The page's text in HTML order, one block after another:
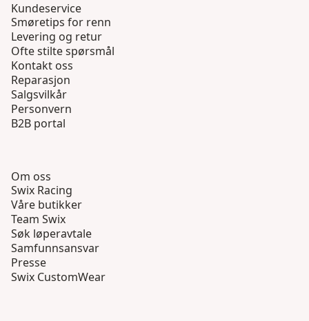
Kundeservice
Smøretips for renn
Levering og retur
Ofte stilte spørsmål
Kontakt oss
Reparasjon
Salgsvilkår
Personvern
B2B portal
Om oss
Swix Racing
Våre butikker
Team Swix
Søk løperavtale
Samfunnsansvar
Presse
Swix CustomWear